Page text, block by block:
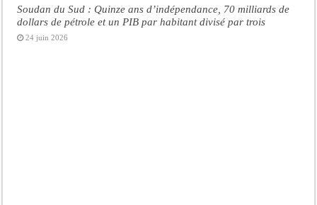
Soudan du Sud : Quinze ans d’indépendance, 70 milliards de
dollars de pétrole et un PIB par habitant divisé par trois
24 juin 2026